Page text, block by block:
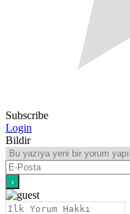
Subscribe
Login
Bildir